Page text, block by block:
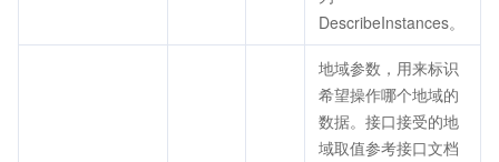
DescribeInstances。
地域参数，用来标识
希望操作哪个地域的
数据。接口接受的地
域取值参考接口文档